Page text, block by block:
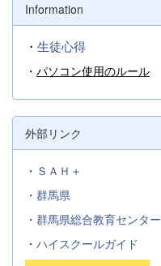
Information
・ 生徒心得
・ パソコン使用のルール
外部リンク
・ ＳＡＨ＋
・ 群馬県
・ 群馬県総合教育センター
・ ハイスクールガイド